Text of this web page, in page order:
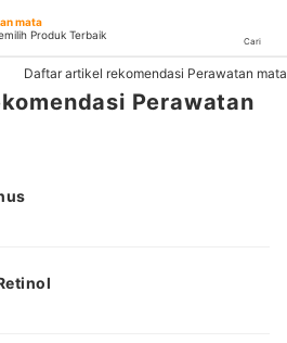
mata
Produk Terbaik
Cari
Daftar artikel rekomendasi Perawatan mata
Perawatan